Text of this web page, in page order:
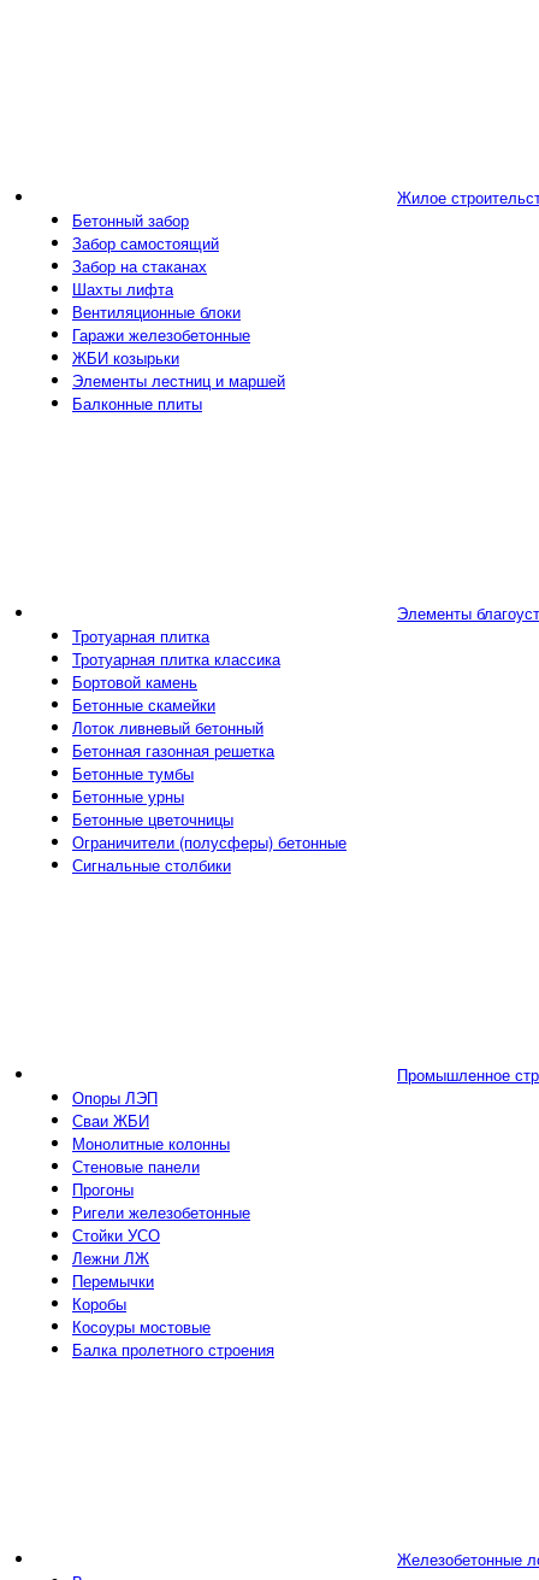
Жилое
Бетонный забор
Забор самостоящий
Забор на стаканах
Шахты лифта
Вентиляционные блоки
Гаражи железобетонные
ЖБИ козырьки
Элементы лестниц и маршей
Балконные плиты
Элементы
Тротуарная плитка
Тротуарная плитка классика
Бортовой камень
Бетонные скамейки
Лоток ливневый бетонный
Бетонная газонная решетка
Бетонные тумбы
Бетонные урны
Бетонные цветочницы
Ограничители (полусферы) бетонные
Сигнальные столбики
Промышленное
Опоры ЛЭП
Сваи ЖБИ
Монолитные колонны
Стеновые панели
Прогоны
Ригели железобетонные
Стойки УСО
Лежни ЛЖ
Перемычки
Коробы
Косоуры мостовые
Балка пролетного строения
Железобетонные